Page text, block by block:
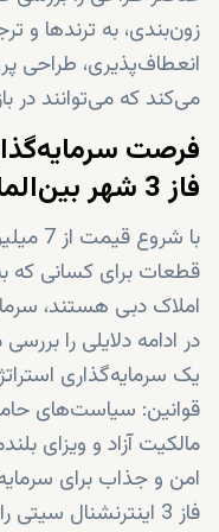
زون‌بندی، به ترندها و
انعطاف‌پذیری، طراحی
می‌کند که می‌توانند در
فرصت
فاز 3 شهر بین‌المللی
قطعات برای کسانی که به
املاک دبی هستند،
در ادامه دلایلی را
یک سرمایه‌گذاری
قوانین: سیاست‌های
مالکیت آزاد و ویزای
امن و جذاب برای
فاز 3 اینترنشنال